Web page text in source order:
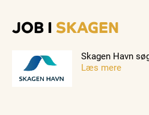
JOB I SKAGEN
Skagen Havn
Læs mere